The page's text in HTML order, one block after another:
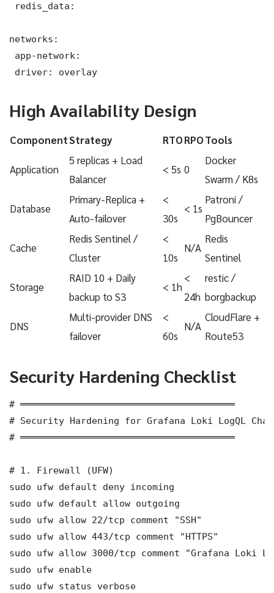
redis_data:
networks:
app-network:
driver: overlay
High Availability Design
ComponentStrategy RTORPOTools
Application
5 replicas + Load
Balancer
< 5s 0
Docker
Swarm / K8s
Database
Primary-Replica +
Auto-failover
<
30s
< 1s
Patroni /
PgBouncer
Cache
Redis Sentinel /
Cluster
<
10s
N/A
Redis
Sentinel
Storage
RAID 10 + Daily
backup to S3
< 1h
<
24h
restic /
borgbackup
DNS
Multi-provider DNS
failover
<
60s
N/A
CloudFlare +
Route53
Security Hardening Checklist
# ═══════════════════════════════════════
# Security Hardening for Grafana Loki LogQL
# ═══════════════════════════════════════
# 1. Firewall (UFW)
sudo ufw default deny incoming
sudo ufw default allow outgoing
sudo ufw allow 22/tcp comment "SSH"
sudo ufw allow 443/tcp comment "HTTPS"
sudo ufw allow 3000/tcp comment "Grafana Loki
sudo ufw enable
sudo ufw status verbose